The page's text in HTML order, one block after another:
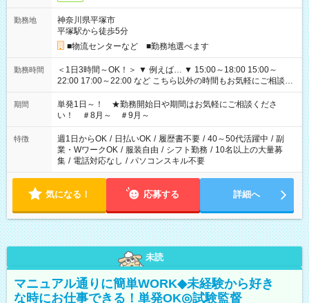
勤務地
神奈川県平塚市
平塚駅から徒歩5分
■物流センターなど ■勤務地選べます
勤務時間
＜1日3時間～OK！＞ ▼ 例えば… ▼ 15:00～18:00 15:00～
22:00 17:00～22:00 など こちら以外の時間もお気軽にご相談く
ださい！
期間
単発1日～！ ★勤務開始日や期間はお気軽にご相談くださ
い！ ＃8月～ ＃9月～
特徴 週1日からOK / 日払いOK / 履歴書不要 / 40～50代活躍中 / 副
業・WワークOK / 服装自由 / シフト勤務 / 10名以上の大量募
集 / 電話対応なし / パソコンスキル不要
気になる！ 応募する 詳細へ
未読
マニュアル通りに簡単WORK◆未経験から好き
な時にお仕事できる！単発OK◎試験監督